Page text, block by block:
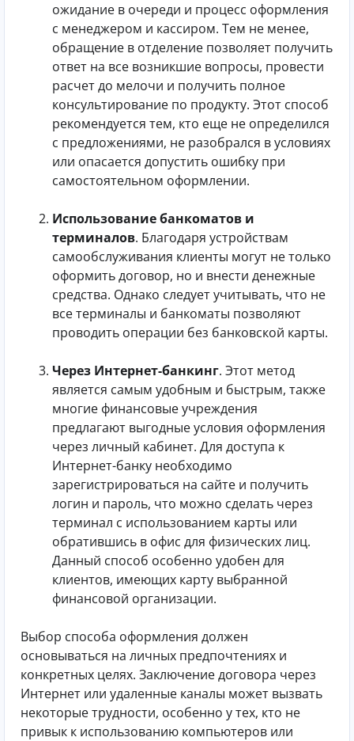
ожидание в очереди и процесс оформления
с менеджером и кассиром. Тем не менее,
обращение в отделение позволяет получить
ответ на все возникшие вопросы, провести
расчет до мелочи и получить полное
консультирование по продукту. Этот способ
рекомендуется тем, кто еще не определился
с предложениями, не разобрался в условиях
или опасается допустить ошибку при
самостоятельном оформлении.
Использование банкоматов и
терминалов. Благодаря устройствам
самообслуживания клиенты могут не только
оформить договор, но и внести денежные
средства. Однако следует учитывать, что не
все терминалы и банкоматы позволяют
проводить операции без банковской карты.
Через Интернет-банкинг. Этот метод
является самым удобным и быстрым, также
многие финансовые учреждения
предлагают выгодные условия оформления
через личный кабинет. Для доступа к
Интернет-банку необходимо
зарегистрироваться на сайте и получить
логин и пароль, что можно сделать через
терминал с использованием карты или
обратившись в офис для физических лиц.
Данный способ особенно удобен для
клиентов, имеющих карту выбранной
финансовой организации.
Выбор способа оформления должен
основываться на личных предпочтениях и
конкретных целях. Заключение договора через
Интернет или удаленные каналы может вызвать
некоторые трудности, особенно у тех, кто не
привык к использованию компьютеров или